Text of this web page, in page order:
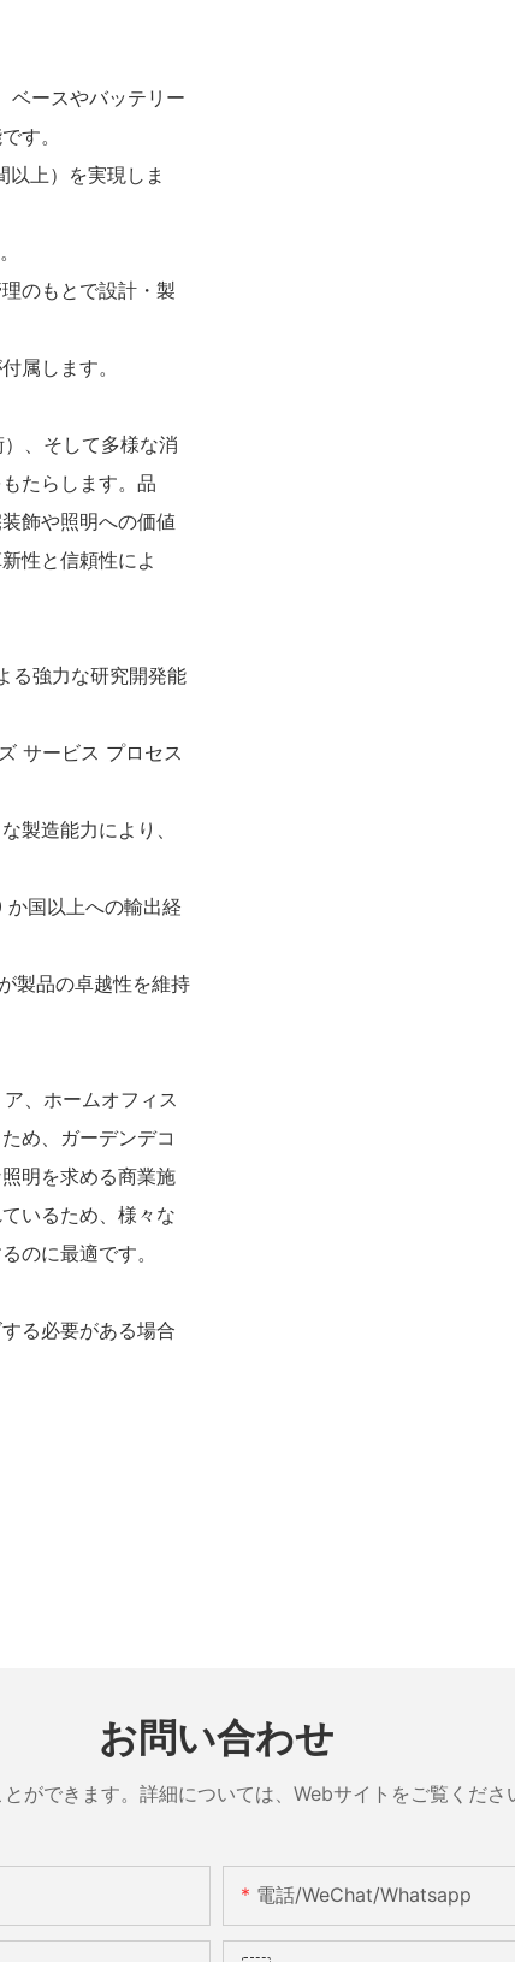
ベースやバッテリー
す。
上）を実現しま
のもとで設計・製
属します。
、そして多様な消
たらします。品
飾や照明への価値
性と信頼性によ
る強力な研究開発能
サービス プロセス
製造能力により、
国以上への輸出経
製品の卓越性を維持
、ホームオフィス
め、ガーデンデコ
明を求める商業施
いるため、様々な
のに最適です。
る必要がある場合
お問い合わせ
ができます。詳細については、Webサイトをご覧くださ
電話/WeChat/Whatsapp